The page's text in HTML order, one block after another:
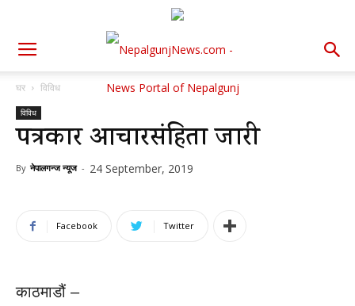
घर विविध
विविध
पत्रकार आचारसंहिता जारी
By नेपालगन्ज न्यूज - 24 September, 2019
Facebook Twitter
काठमाडौं –